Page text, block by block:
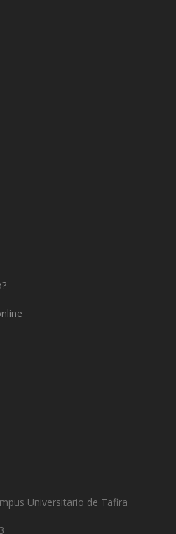
Universitario de Tafira